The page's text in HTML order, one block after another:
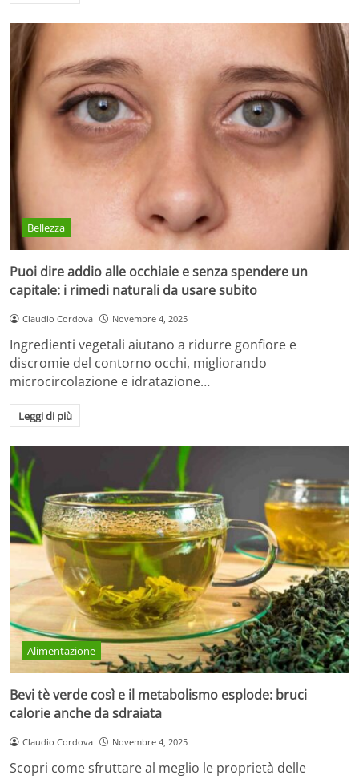
Bellezza
Puoi dire addio alle occhiaie e senza spendere un
capitale: i rimedi naturali da usare subito
Claudio Cordova Novembre 4, 2025
Ingredienti vegetali aiutano a ridurre gonfiore e
discromie del contorno occhi, migliorando
microcircolazione e idratazione…
Leggi di più
Alimentazione
Bevi tè verde così e il metabolismo esplode: bruci
calorie anche da sdraiata
Claudio Cordova Novembre 4, 2025
Scopri come sfruttare al meglio le proprietà delle